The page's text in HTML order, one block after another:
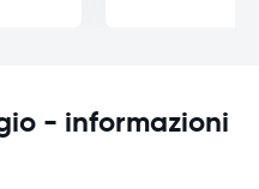
- informazioni